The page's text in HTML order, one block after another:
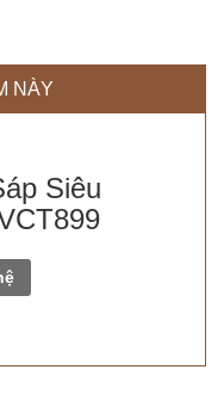
NÀY
Siêu